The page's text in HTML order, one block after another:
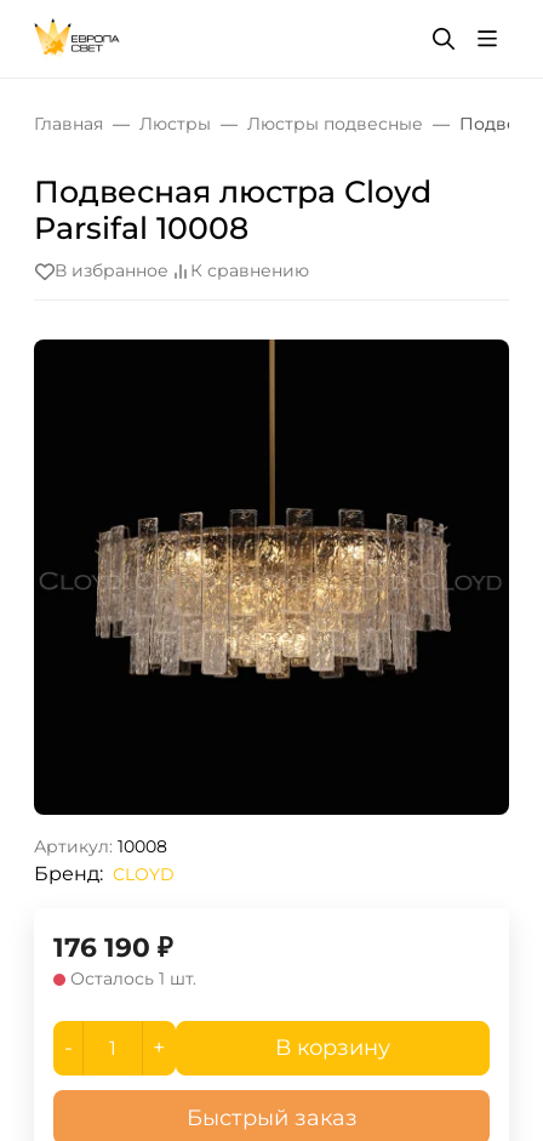
Главная Люстры Люстры подвесные
Подвесная люстра Cloyd
Parsifal 10008
В избранное К сравнению
Артикул: 10008
Бренд: CLOYD
176 190 ₽
Осталось 1 шт.
- + В корзину
Быстрый заказ